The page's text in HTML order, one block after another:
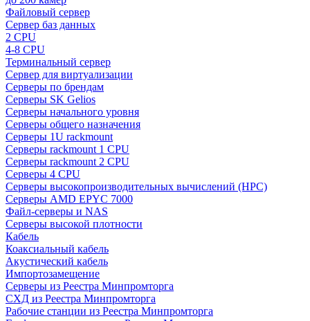
Файловый сервер
Сервер баз данных
2 CPU
4-8 CPU
Терминальный сервер
Сервер для виртуализации
Серверы по брендам
Серверы SK Gelios
Серверы начального уровня
Серверы общего назначения
Серверы 1U rackmount
Серверы rackmount 1 CPU
Серверы rackmount 2 CPU
Серверы 4 CPU
Серверы высокопроизводительных вычислений (HPC)
Серверы AMD EPYC 7000
Файл-серверы и NAS
Серверы высокой плотности
Кабель
Коаксиальный кабель
Акустический кабель
Импортозамещение
Серверы из Реестра Минпромторга
СХД из Реестра Минпромторга
Рабочие станции из Реестра Минпромторга